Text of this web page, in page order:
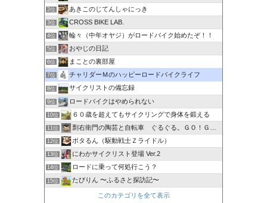
2位 あきこのじてんしゃにっき
3位 CROSS BIKE LAB.
4位 輪々（中年オヤジ）がロードバイク始めたぞ！！
5位 おやじの日記
6位 まことの裏部屋
7位 チャリダーＭのハッピーロードバイクライフ
8位 サイクリストの備忘録
9位 ロードバイクはやめられない
10位 ６０歳を超えてもサイクリングで身体を鍛える
11位 剽右衛門の陶芸と自転車 ぐるぐる。ＧＯ！ＧＯ！
12位 ポタるん（駆動戦士Ｚライドル）
13位 にわかサイクリスト登場 Ver.2
14位 ロードに乗って何処行こう？
15位 たびりん 〜ふるさと探訪記〜
このカテゴリを全て表示